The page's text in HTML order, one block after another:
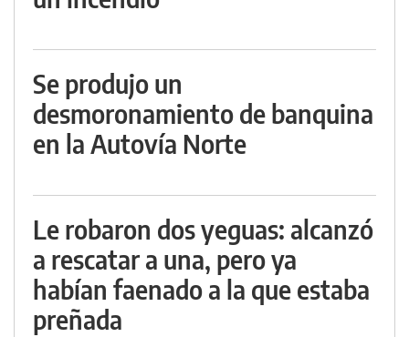
Se produjo un
desmoronamiento de banquina
en la Autovía Norte
Le robaron dos yeguas: alcanzó
a rescatar a una, pero ya
habían faenado a la que estaba
preñada